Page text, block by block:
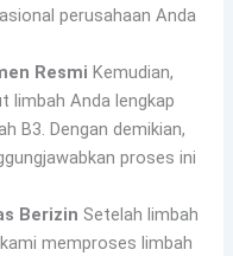
perusahaan Anda
Resmi Kemudian,
limbah Anda lengkap
B3. Dengan demikian,
proses ini
Berizin Setelah limbah
memproses limbah